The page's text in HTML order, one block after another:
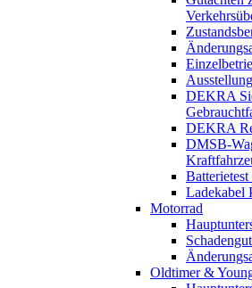
DEKRA
DEKRA
DMSB-
Ladekabel
Motorrad
Oldtimer &